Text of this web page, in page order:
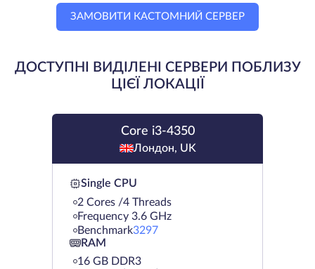
ЗАМОВИТИ КАСТОМНИЙ СЕРВЕР
ДОСТУПНІ ВИДІЛЕНІ СЕРВЕРИ ПОБЛИЗУ
ЦІЄЇ ЛОКАЦІЇ
Core i3-4350
Лондон, UK
Single CPU
2 Cores /4 Threads
Frequency 3.6 GHz
Benchmark3297
RAM
16 GB DDR3